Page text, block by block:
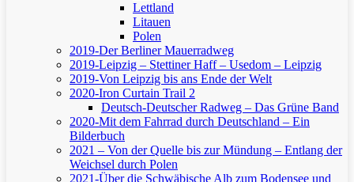
Lettland
Litauen
Polen
2019-Der Berliner Mauerradweg
2019-Leipzig – Stettiner Haff – Usedom – Leipzig
2019-Von Leipzig bis ans Ende der Welt
2020-Iron Curtain Trail 2
Deutsch-Deutscher Radweg – Das Grüne Band
2020-Mit dem Fahrrad durch Deutschland – Ein
Bilderbuch
2021 – Von der Quelle bis zur Mündung – Entlang der
Weichsel durch Polen
2021-Über die Schwäbische Alb zum Bodensee und